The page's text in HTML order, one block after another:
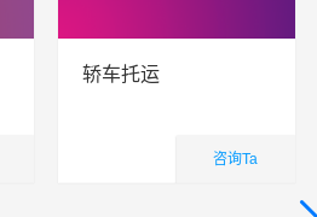
轿车托运
咨询Ta